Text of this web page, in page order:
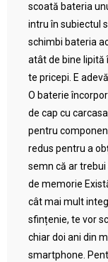
scoată bateria
intru în subiectul
schimbi bateria
atât de bine lipită
te pricepi. E
O baterie
de cap cu
pentru
redus pentru a
semn că ar
de memorie
cât mai mult
sfințenie, te vor
chiar doi ani din
smartphone.